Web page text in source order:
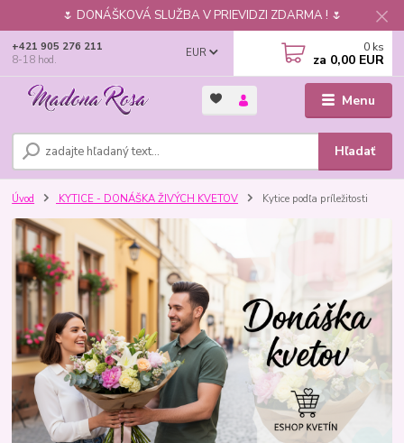
🌷 DONÁŠKOVÁ SLUŽBA V PRIEVIDZI ZDARMA ! 🌷
Menu
EUR
Hľadať
+421 905 276 211
8-18 hod.
0 ks
za 0,00 EUR
Úvod KYTICE - DONÁŠKA ŽIVÝCH KVETOV Kytice podľa príležitosti